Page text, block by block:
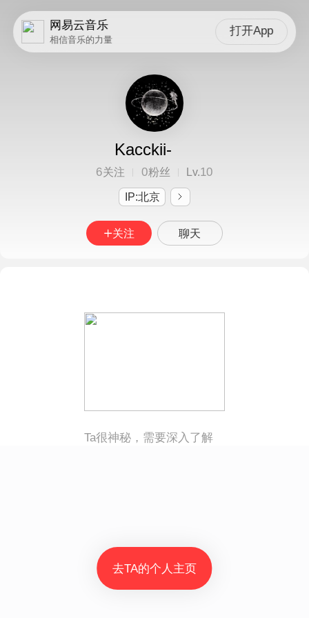
网易云音乐
相信音乐的力量
打开App
Kacckii-
6关注 0粉丝 Lv.10
IP:北京
关注 聊天
Ta很神秘，需要深入了解
去TA的个人主页